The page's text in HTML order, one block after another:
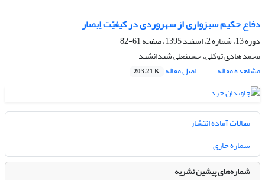
دفاع حکیم سبزواری از سهروردی در کیفیّت اِبصار
دوره 13، شماره 2، اسفند 1395، صفحه
61-82
محمد هادی توکلی، حسینعلی شیدانشید
مشاهده مقاله
اصل مقاله 203.21 K
مقالات آماده انتشار
شماره جاری
شماره‌های پیشین نشریه